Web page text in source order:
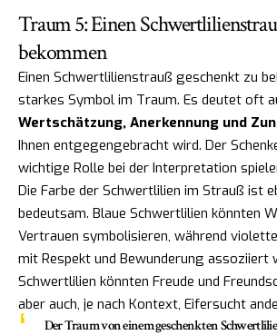
Traum 5: Einen
bekommen
Einen Schwertlilienstrauß geschenkt zu
starkes Symbol im Traum. Es deutet oft
Wertschätzung, Anerkennung und
Ihnen entgegengebracht wird. Der
wichtige Rolle bei der Interpretation
Die Farbe der Schwertlilien im Strauß ist
bedeutsam. Blaue Schwertlilien könnten
Vertrauen symbolisieren, während
mit Respekt und Bewunderung assoziiert
Schwertlilien könnten Freude und
aber auch, je nach Kontext, Eifersucht
Der Traum von einem geschenkten